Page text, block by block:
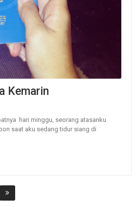
Kemarin
hari minggu, seorang atasanku
saat aku sedang tidur siang di